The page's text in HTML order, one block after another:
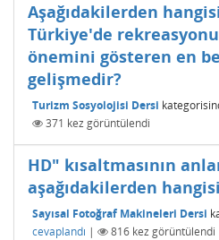
Aşağıdakilerden hangisi
Türkiye'de
önemini gösteren en
gelişmedir?
Turizm Sosyolojisi Dersi
371 kez görüntülendi
HD" kısaltmasının
aşağıdakilerden
Sayısal Fotoğraf Makineleri Dersi
cevaplandı | 816 kez görüntülendi